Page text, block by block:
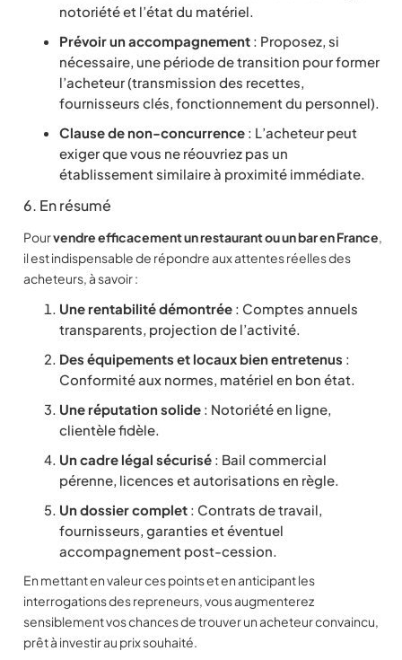
notoriété et l’état du matériel.
Prévoir un accompagnement : Proposez, si
nécessaire, une période de transition pour former
l’acheteur (transmission des recettes,
fournisseurs clés, fonctionnement du personnel).
Clause de non-concurrence : L’acheteur peut
exiger que vous ne réouvriez pas un
établissement similaire à proximité immédiate.
6. En résumé
Pourvendre efficacement un restaurant ou un bar en France,
il est indispensable de répondre aux attentes réelles des
acheteurs, à savoir :
Une rentabilité démontrée : Comptes annuels
transparents, projection de l’activité.
Des équipements et locaux bien entretenus :
Conformité aux normes, matériel en bon état.
Une réputation solide : Notoriété en ligne,
clientèle fidèle.
Un cadre légal sécurisé : Bail commercial
pérenne, licences et autorisations en règle.
Un dossier complet : Contrats de travail,
fournisseurs, garanties et éventuel
accompagnement post-cession.
En mettant en valeur ces points et en anticipant les
interrogations des repreneurs, vous augmenterez
sensiblement vos chances de trouver un acheteur convaincu,
prêt à investir au prix souhaité.